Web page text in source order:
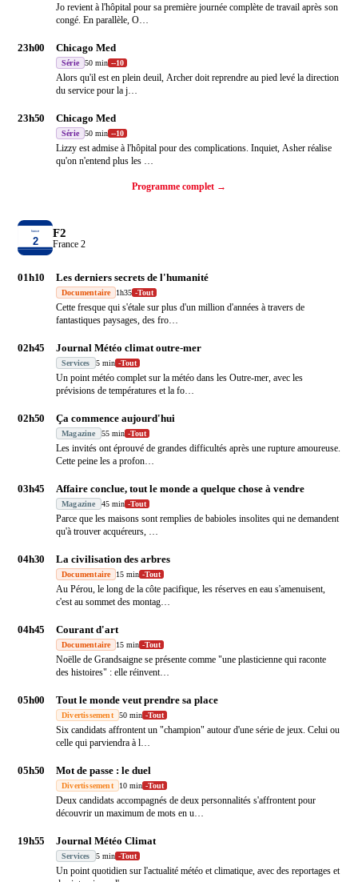
Jo revient à l'hôpital pour sa première journée complète de travail après son
congé. En parallèle, O…
23h00 Chicago Med
Série 50 min --10
Alors qu'il est en plein deuil, Archer doit reprendre au pied levé la direction
du service pour la j…
23h50 Chicago Med
Série 50 min --10
Lizzy est admise à l'hôpital pour des complications. Inquiet, Asher réalise
qu'on n'entend plus les …
Programme complet →
F2
France 2
01h10 Les derniers secrets de l'humanité
Documentaire 1h35 -Tout
Cette fresque qui s'étale sur plus d'un million d'années à travers de
fantastiques paysages, des fro…
02h45 Journal Météo climat outre-mer
Services 5 min -Tout
Un point météo complet sur la météo dans les Outre-mer, avec les
prévisions de températures et la fo…
02h50 Ça commence aujourd'hui
Magazine 55 min -Tout
Les invités ont éprouvé de grandes difficultés après une rupture amoureuse.
Cette peine les a profon…
03h45 Affaire conclue, tout le monde a quelque chose à vendre
Magazine 45 min -Tout
Parce que les maisons sont remplies de babioles insolites qui ne demandent
qu'à trouver acquéreurs, …
04h30 La civilisation des arbres
Documentaire 15 min -Tout
Au Pérou, le long de la côte pacifique, les réserves en eau s'amenuisent,
c'est au sommet des montag…
04h45 Courant d'art
Documentaire 15 min -Tout
Noëlle de Grandsaigne se présente comme "une plasticienne qui raconte
des histoires" : elle réinvent…
05h00 Tout le monde veut prendre sa place
Divertissement 50 min -Tout
Six candidats affrontent un "champion" autour d'une série de jeux. Celui ou
celle qui parviendra à l…
05h50 Mot de passe : le duel
Divertissement 10 min -Tout
Deux candidats accompagnés de deux personnalités s'affrontent pour
découvrir un maximum de mots en u…
19h55 Journal Météo Climat
Services 5 min -Tout
Un point quotidien sur l'actualité météo et climatique, avec des reportages et